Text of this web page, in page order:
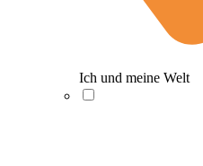
Ich und meine Welt